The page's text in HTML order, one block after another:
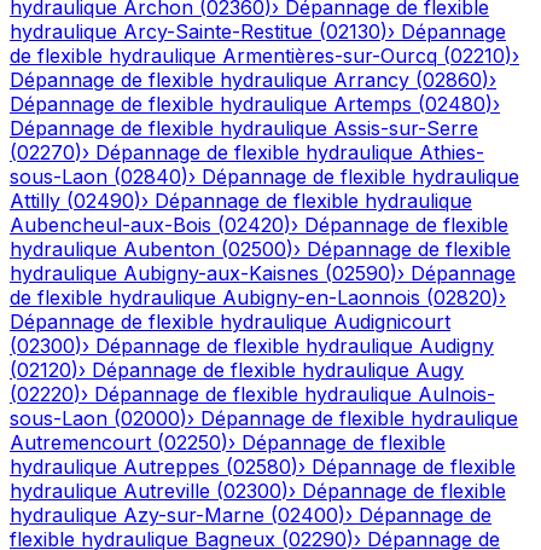
hydraulique Archon (02360)› Dépannage de flexible
hydraulique Arcy-Sainte-Restitue (02130)› Dépannage
de flexible hydraulique Armentières-sur-Ourcq (02210)›
Dépannage de flexible hydraulique Arrancy (02860)›
Dépannage de flexible hydraulique Artemps (02480)›
Dépannage de flexible hydraulique Assis-sur-Serre
(02270)› Dépannage de flexible hydraulique Athies-
sous-Laon (02840)› Dépannage de flexible hydraulique
Attilly (02490)› Dépannage de flexible hydraulique
Aubencheul-aux-Bois (02420)› Dépannage de flexible
hydraulique Aubenton (02500)› Dépannage de flexible
hydraulique Aubigny-aux-Kaisnes (02590)› Dépannage
de flexible hydraulique Aubigny-en-Laonnois (02820)›
Dépannage de flexible hydraulique Audignicourt
(02300)› Dépannage de flexible hydraulique Audigny
(02120)› Dépannage de flexible hydraulique Augy
(02220)› Dépannage de flexible hydraulique Aulnois-
sous-Laon (02000)› Dépannage de flexible hydraulique
Autremencourt (02250)› Dépannage de flexible
hydraulique Autreppes (02580)› Dépannage de flexible
hydraulique Autreville (02300)› Dépannage de flexible
hydraulique Azy-sur-Marne (02400)› Dépannage de
flexible hydraulique Bagneux (02290)› Dépannage de